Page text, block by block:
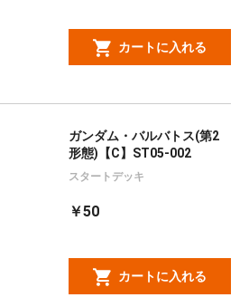
カートに入れる
ガンダム・バルバトス(第2
形態)【C】ST05-002
スタートデッキ
￥50
カートに入れる